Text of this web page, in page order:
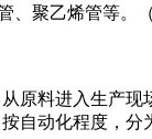
、聚乙烯管等。
原料进入生产
自动化程度，分